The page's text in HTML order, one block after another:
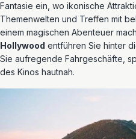
Fantasie ein, wo ikonische
Themenwelten und Treffen mit
einem magischen Abenteuer
Hollywood entführen Sie hinter
Sie aufregende Fahrgeschäfte,
des Kinos hautnah.